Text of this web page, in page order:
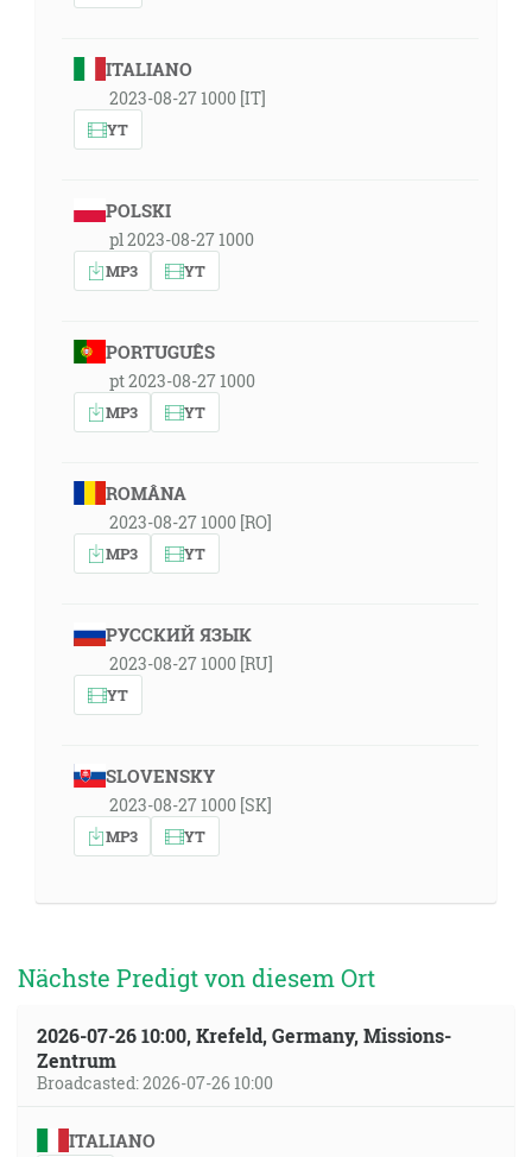
ITALIANO
2023-08-27 1000 [IT]
YT
POLSKI
pl 2023-08-27 1000
MP3 YT
PORTUGUÊS
pt 2023-08-27 1000
MP3 YT
ROMÂNA
2023-08-27 1000 [RO]
MP3 YT
РУССКИЙ ЯЗЫК
2023-08-27 1000 [RU]
YT
SLOVENSKY
2023-08-27 1000 [SK]
MP3 YT
Nächste Predigt von diesem Ort
2026-07-26 10:00, Krefeld, Germany, Missions-
Zentrum
Broadcasted: 2026-07-26 10:00
ITALIANO